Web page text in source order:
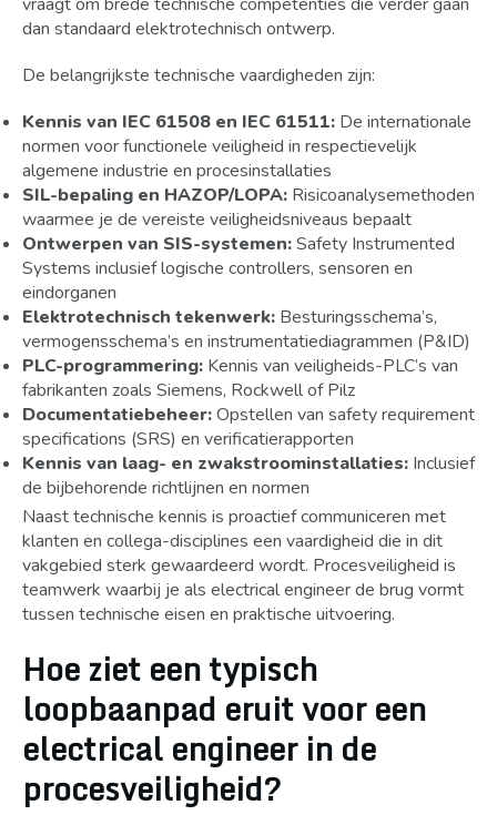
dan standaard elektrotechnisch ontwerp.
De belangrijkste technische vaardigheden zijn:
Kennis van IEC 61508 en IEC 61511: De internationale
normen voor functionele veiligheid in respectievelijk
algemene industrie en procesinstallaties
SIL-bepaling en HAZOP/LOPA: Risicoanalysemethoden
waarmee je de vereiste veiligheidsniveaus bepaalt
Ontwerpen van SIS-systemen:Safety Instrumented
Systems inclusief logische controllers, sensoren en
eindorganen
Elektrotechnisch tekenwerk: Besturingsschema’s,
vermogensschema’s en instrumentatiediagrammen (P&ID)
PLC-programmering: Kennis van veiligheids-PLC’s van
fabrikanten zoals Siemens, Rockwell of Pilz
Documentatiebeheer:Opstellen van safety requirement
specifications (SRS) en verificatierapporten
Kennis van laag- en zwakstroominstallaties: Inclusief
de bijbehorende richtlijnen en normen
Naast technische kennis is proactief communiceren met
klanten en collega-disciplines een vaardigheid die in dit
vakgebied sterk gewaardeerd wordt. Procesveiligheid is
teamwerk waarbij je als electrical engineer de brug vormt
tussen technische eisen en praktische uitvoering.
Hoe ziet een typisch
loopbaanpad eruit voor een
electrical engineer in de
procesveiligheid?